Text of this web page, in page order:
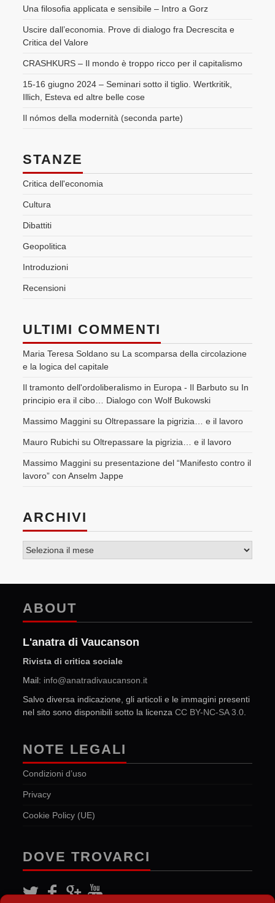
Una filosofia applicata e sensibile – Intro a Gorz
Uscire dall’economia. Prove di dialogo fra Decrescita e
Critica del Valore
CRASHKURS – Il mondo è troppo ricco per il capitalismo
15-16 giugno 2024 – Seminari sotto il tiglio. Wertkritik,
Illich, Esteva ed altre belle cose
Il nómos della modernità (seconda parte)
STANZE
Critica dell'economia
Cultura
Dibattiti
Geopolitica
Introduzioni
Recensioni
ULTIMI COMMENTI
Maria Teresa Soldano su La scomparsa della circolazione
e la logica del capitale
Il tramonto dell'ordoliberalismo in Europa - Il Barbuto su In
principio era il cibo… Dialogo con Wolf Bukowski
Massimo Maggini suOltrepassare la pigrizia… e il lavoro
Mauro Rubichi suOltrepassare la pigrizia… e il lavoro
Massimo Maggini su presentazione del “Manifesto contro il
lavoro” con Anselm Jappe
ARCHIVI
ABOUT
L'anatra di Vaucanson
Rivista di critica sociale
Mail: info@anatradivaucanson.it
Salvo diversa indicazione, gli articoli e le immagini presenti
nel sito sono disponibili sotto la licenzaCC BY-NC-SA 3.0
NOTE LEGALI
Condizioni d’uso
Privacy
Cookie Policy (UE)
DOVE TROVARCI